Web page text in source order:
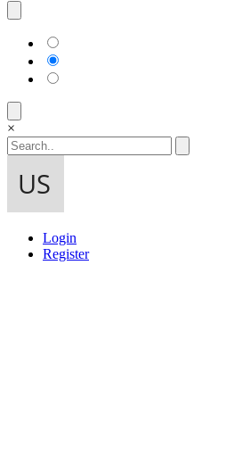
×
Login
Register